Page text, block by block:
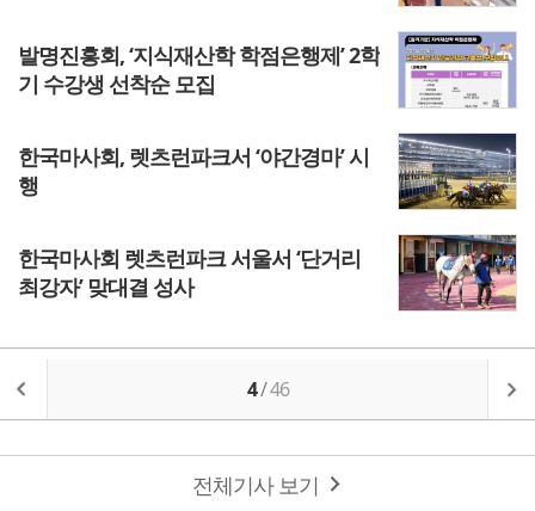
발명진흥회, ‘지식재산학 학점은행제’ 2학
기 수강생 선착순 모집
한국마사회, 렛츠런파크서 ‘야간경마’ 시
행
한국마사회 렛츠런파크 서울서 ‘단거리
최강자’ 맞대결 성사
4/46
전체기사 보기